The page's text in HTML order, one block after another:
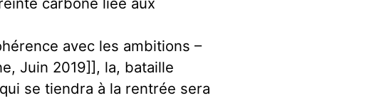
avec les ambitions –
Juin 2019]], la, bataille
se tiendra à la rentrée sera